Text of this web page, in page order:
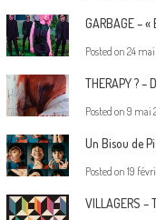
GARBAGE –
Posted on 24 mai
THERAPY ? –
Posted on 9 mai
Un Bisou de
Posted on 19
VILLAGERS